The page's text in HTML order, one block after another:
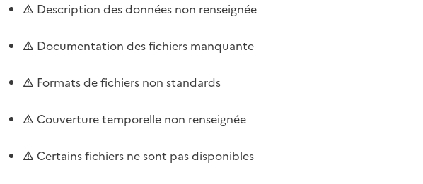
Description des données non renseignée
Documentation des fichiers manquante
Formats de fichiers non standards
Couverture temporelle non renseignée
Certains fichiers ne sont pas disponibles